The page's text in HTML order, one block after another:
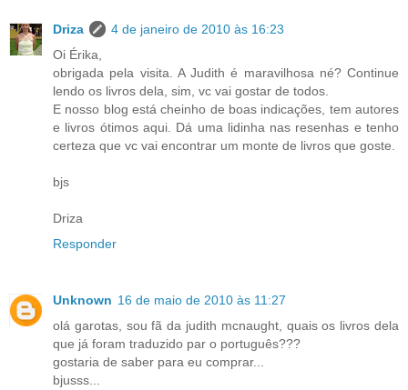
Driza
4 de janeiro de 2010 às 16:23
Oi Érika,
obrigada pela visita. A Judith é maravilhosa né? Continue
lendo os livros dela, sim, vc vai gostar de todos.
E nosso blog está cheinho de boas indicações, tem autores
e livros ótimos aqui. Dá uma lidinha nas resenhas e tenho
certeza que vc vai encontrar um monte de livros que goste.
bjs
Driza
Responder
Unknown 16 de maio de 2010 às 11:27
olá garotas, sou fã da judith mcnaught, quais os livros dela
que já foram traduzido par o português???
gostaria de saber para eu comprar...
bjusss...